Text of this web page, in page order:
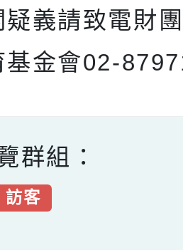
疑義請致電財
基金會02-
群組：
訪客